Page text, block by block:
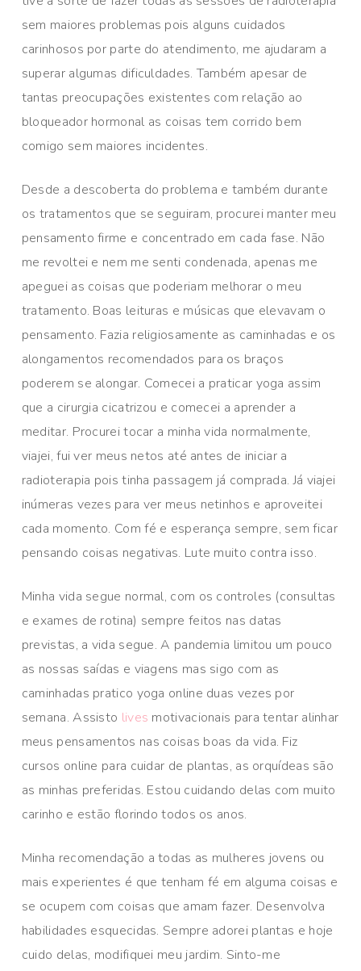
sem maiores problemas pois alguns cuidados
carinhosos por parte do atendimento, me ajudaram a
superar algumas dificuldades. Também apesar de
tantas preocupações existentes com relação ao
bloqueador hormonal as coisas tem corrido bem
comigo sem maiores incidentes.
Desde a descoberta do problema e também durante
os tratamentos que se seguiram, procurei manter meu
pensamento firme e concentrado em cada fase. Não
me revoltei e nem me senti condenada, apenas me
apeguei as coisas que poderiam melhorar o meu
tratamento. Boas leituras e músicas que elevavam o
pensamento. Fazia religiosamente as caminhadas e os
alongamentos recomendados para os braços
poderem se alongar. Comecei a praticar yoga assim
que a cirurgia cicatrizou e comecei a aprender a
meditar. Procurei tocar a minha vida normalmente,
viajei, fui ver meus netos até antes de iniciar a
radioterapia pois tinha passagem já comprada. Já viajei
inúmeras vezes para ver meus netinhos e aproveitei
cada momento. Com fé e esperança sempre, sem ficar
pensando coisas negativas. Lute muito contra isso.
Minha vida segue normal, com os controles (consultas
e exames de rotina) sempre feitos nas datas
previstas, a vida segue. A pandemia limitou um pouco
as nossas saídas e viagens mas sigo com as
caminhadas pratico yoga online duas vezes por
semana. Assisto lives motivacionais para tentar alinhar
meus pensamentos nas coisas boas da vida. Fiz
cursos online para cuidar de plantas, as orquídeas são
as minhas preferidas. Estou cuidando delas com muito
carinho e estão florindo todos os anos.
Minha recomendação a todas as mulheres jovens ou
mais experientes é que tenham fé em alguma coisas e
se ocupem com coisas que amam fazer. Desenvolva
habilidades esquecidas. Sempre adorei plantas e hoje
cuido delas, modifiquei meu jardim. Sinto-me